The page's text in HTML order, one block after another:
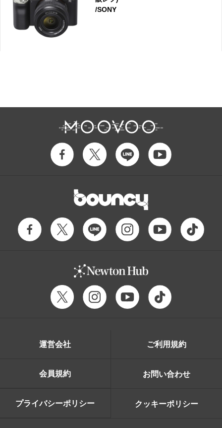
/SONY
運営会社 ご利用規約
会員規約 お問い合わせ
プライバシーポリシー クッキーポリシー